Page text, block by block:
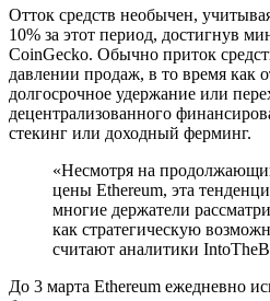
Отток средств необычен,
10% за этот период, достигнув
CoinGecko. Обычно приток
давлении продаж, в то время как
долгосрочное удержание или
децентрализованного
стекинг или доходный ферминг.
«Несмотря на
цены Ethereum, эта
многие держатели
как стратегическую
считают аналитики
До 3 марта Ethereum ежедневно